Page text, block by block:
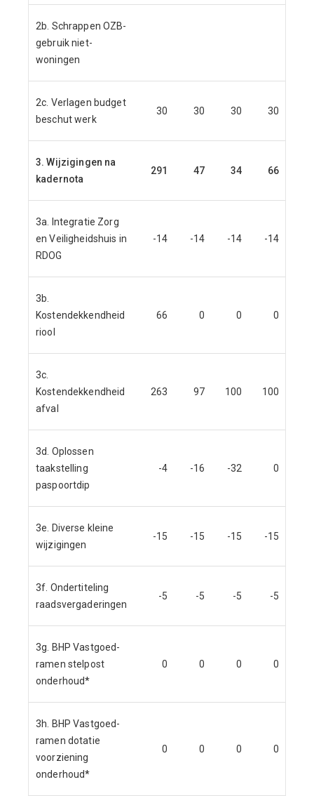
2b. Schrappen OZB-
gebruik niet-
woningen
2c. Verlagen budget
beschut werk
30 30 30 30
3. Wijzigingen na
kadernota
291 47 34 66
3a. Integratie Zorg
en Veiligheidshuis in
RDOG
-14 -14 -14 -14
3b.
Kostendekkendheid
riool
66 0 0 0
3c.
Kostendekkendheid
afval
263 97 100 100
3d. Oplossen
taakstelling
paspoortdip
-4 -16 -32 0
3e. Diverse kleine
wijzigingen
-15 -15 -15 -15
3f. Ondertiteling
raadsvergaderingen
-5 -5 -5 -5
3g. BHP Vastgoed-
ramen stelpost
onderhoud*
0 0 0 0
3h. BHP Vastgoed-
ramen dotatie
voorziening
onderhoud*
0 0 0 0